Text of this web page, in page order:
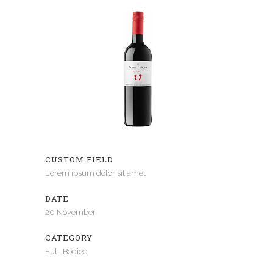
CUSTOM FIELD
Lorem ipsum dolor sit amet
DATE
20 November
CATEGORY
Full-Bodied